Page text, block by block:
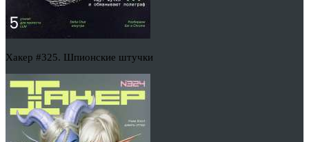
Хакер #325. Шпионские штучки